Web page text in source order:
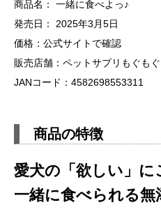
商品名： 一緒に食べよっ♪
発売日： 2025年3月5日
価格：公式サイトで確認
販売店舗：ペットサプリもぐも
JANコード：4582698553311
商品の特徴
愛犬の「欲しい」
一緒に食べられる無